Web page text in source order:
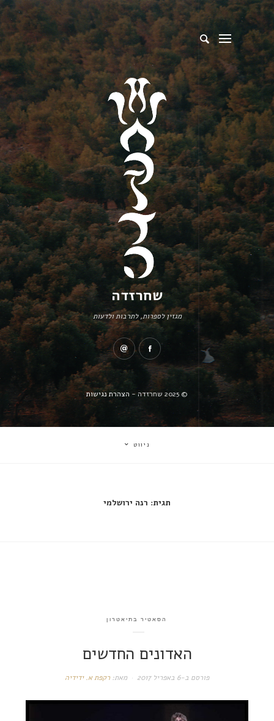
שחרזדה
מגזין לספרות, לתרבות ולדעות
© 2025 שחרזדה - הצהרת נגישות
ניווט
תגית: רנה ירושלמי
הסאטיר בתיאטרון
האדונים החדשים
פורסם ב-6 באפריל 2017 מאת:רקפת א. ידידיה